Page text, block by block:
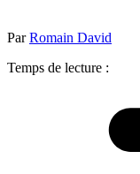
ParRomain David
Temps de lecture :